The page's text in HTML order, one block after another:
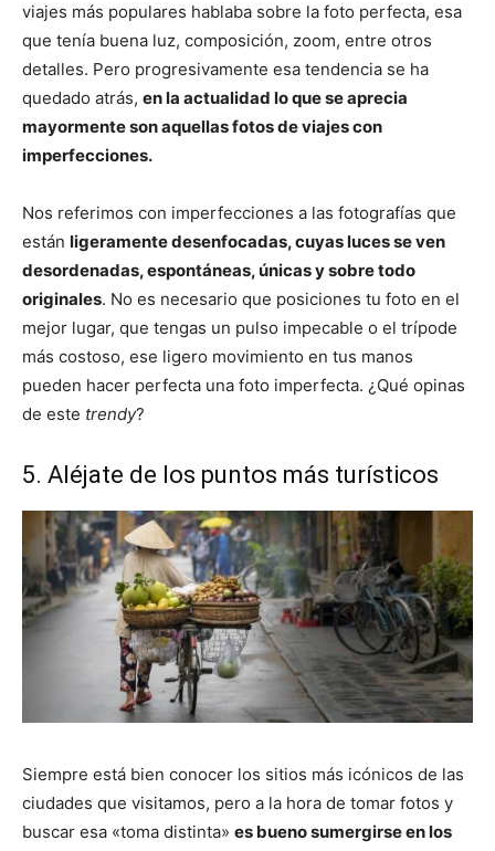
viajes más populares hablaba sobre la foto perfecta, esa
que tenía buena luz, composición, zoom, entre otros
detalles. Pero progresivamente esa tendencia se ha
quedado atrás, en la actualidad lo que se aprecia
mayormente son aquellas fotos de viajes con
imperfecciones.
Nos referimos con imperfecciones a las fotografías que
están ligeramente desenfocadas, cuyas luces se ven
desordenadas, espontáneas, únicas y sobre todo
originales. No es necesario que posiciones tu foto en el
mejor lugar, que tengas un pulso impecable o el trípode
más costoso, ese ligero movimiento en tus manos
pueden hacer perfecta una foto imperfecta. ¿Qué opinas
de este trendy?
5. Aléjate de los puntos más turísticos
Siempre está bien conocer los sitios más icónicos de las
ciudades que visitamos, pero a la hora de tomar fotos y
buscar esa «toma distinta» es bueno sumergirse en los